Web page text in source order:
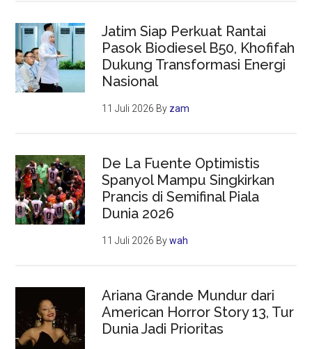
Jatim Siap Perkuat Rantai
Pasok Biodiesel B50, Khofifah
Dukung Transformasi Energi
Nasional
11 Juli 2026 By zam
De La Fuente Optimistis
Spanyol Mampu Singkirkan
Prancis di Semifinal Piala
Dunia 2026
11 Juli 2026 Bywah
Ariana Grande Mundur dari
American Horror Story 13, Tur
Dunia Jadi Prioritas